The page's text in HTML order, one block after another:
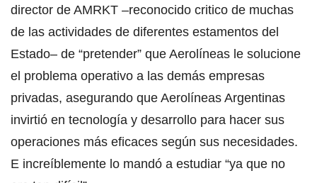
director de AMRKT –reconocido critico de muchas
de las actividades de diferentes estamentos del
Estado– de “pretender” que Aerolíneas le solucione
el problema operativo a las demás empresas
privadas, asegurando que Aerolíneas Argentinas
invirtió en tecnología y desarrollo para hacer sus
operaciones más eficaces según sus necesidades.
E increíblemente lo mandó a estudiar “ya que no